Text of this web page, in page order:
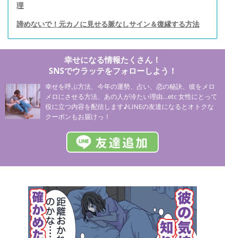
理
諦めないで！元カノに見せる脈なしサイン＆復縁する方法
幸せになる情報たくさん！
SNSでウラッテをフォローしよう！
幸せを呼ぶ方法、今年の運勢、占い、恋の秘訣、彼をメロ
メロにさせる方法、あの人が冷たい理由…etc 女性にとって
役に立つ内容を配信します♪LINEの友達になるとオトクな
クーポンもお届けっ！